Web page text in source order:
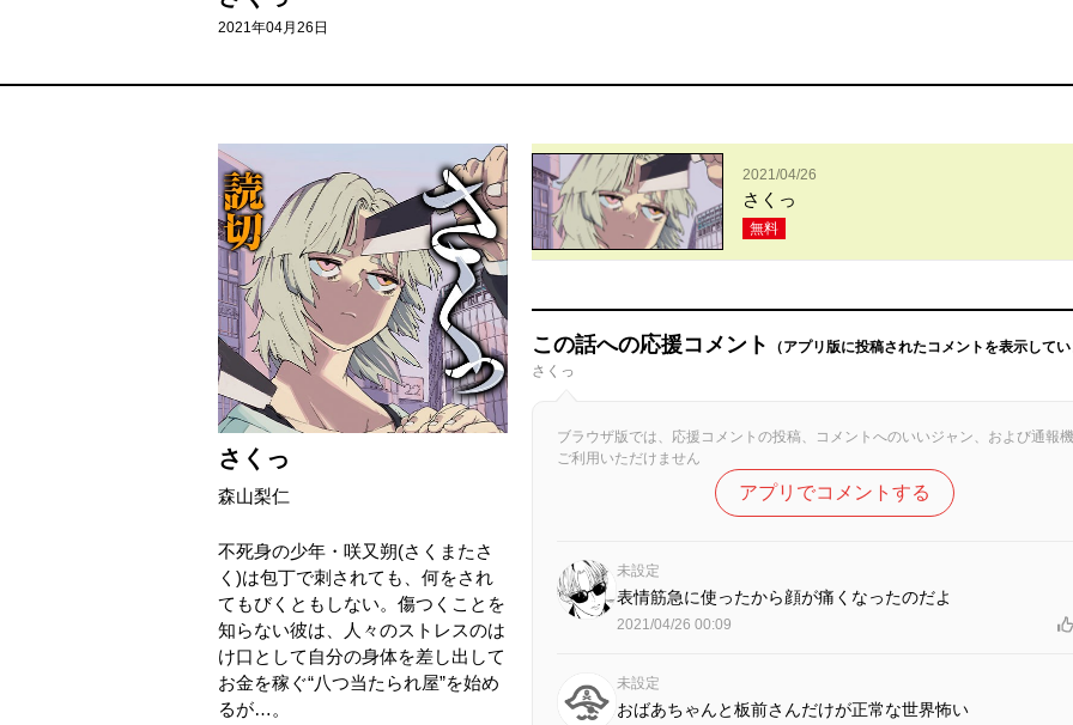
2021年04月26日
さくっ
森山梨仁
不死身の少年・咲又朔(さくまたさ
く)は包丁で刺されても、何をされ
てもびくともしない。傷つくことを
知らない彼は、人々のストレスのは
け口として自分の身体を差し出して
お金を稼ぐ“八つ当たられ屋”を始め
るが…。
2021/04/26
さくっ
無料
この話への応援コメント
（アプリ版に投稿されたコメントを表示してい
さくっ
ブラウザ版では、応援コメントの投稿、コメントへのいいジャン、および通報
ご利用いただけません
アプリでコメントする
未設定
表情筋急に使ったから顔が痛くなったのだよ
2021/04/26 00:09
未設定
おばあちゃんと板前さんだけが正常な世界怖い